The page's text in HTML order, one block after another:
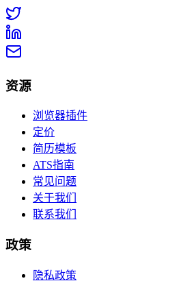
资源
浏览器插件
定价
简历模板
ATS指南
常见问题
关于我们
联系我们
政策
隐私政策